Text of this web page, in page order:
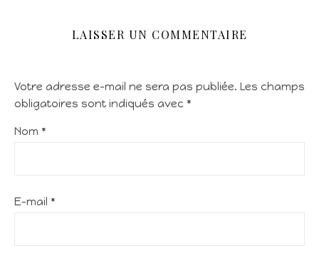
LAISSER UN COMMENTAIRE
Votre adresse e-mail ne sera pas publiée. Les champs
obligatoires sont indiqués avec *
Nom *
E-mail *